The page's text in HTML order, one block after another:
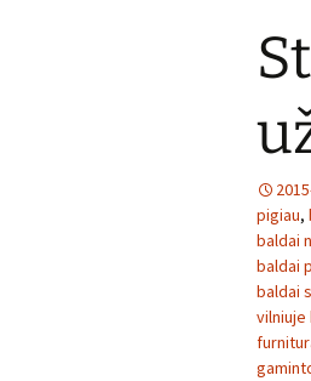
pigiau,
baldai
baldai
baldai
vilniuje